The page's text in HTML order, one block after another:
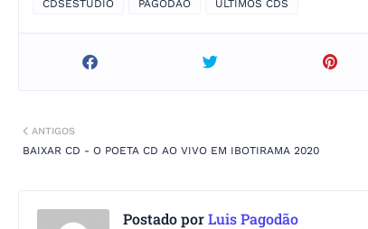
CDSESTUDIO PAGODÃO ULTIMOS CDS
ANTIGOS
BAIXAR CD - O POETA CD AO VIVO EM IBOTIRAMA 2020
Postado porLuis Pagodão